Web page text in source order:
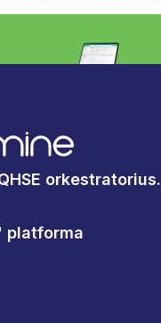
orkestratorius.
platforma